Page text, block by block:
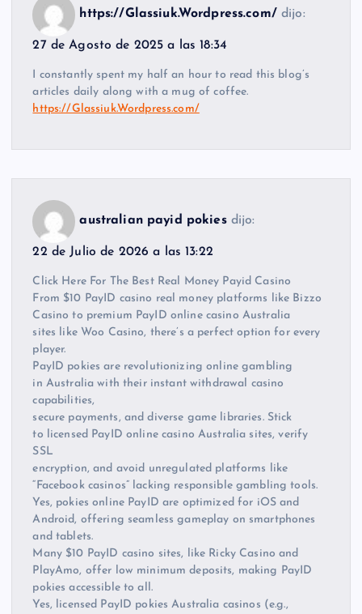
https://Glassiuk.Wordpress.com/ dijo:
27 de Agosto de 2025 a las 18:34
I constantly spent my half an hour to read this blog’s
articles daily along with a mug of coffee.
https://Glassiuk.Wordpress.com/
australian payid pokies dijo:
22 de Julio de 2026 a las 13:22
Click Here For The Best Real Money Payid Casino
From $10 PayID casino real money platforms like Bizzo
Casino to premium PayID online casino Australia
sites like Woo Casino, there’s a perfect option for every
player.
PayID pokies are revolutionizing online gambling
in Australia with their instant withdrawal casino
capabilities,
secure payments, and diverse game libraries. Stick
to licensed PayID online casino Australia sites, verify
SSL
encryption, and avoid unregulated platforms like
“Facebook casinos” lacking responsible gambling tools.
Yes, pokies online PayID are optimized for iOS and
Android, offering seamless gameplay on smartphones
and tablets.
Many $10 PayID casino sites, like Ricky Casino and
PlayAmo, offer low minimum deposits, making PayID
pokies accessible to all.
Yes, licensed PayID pokies Australia casinos (e.g.,